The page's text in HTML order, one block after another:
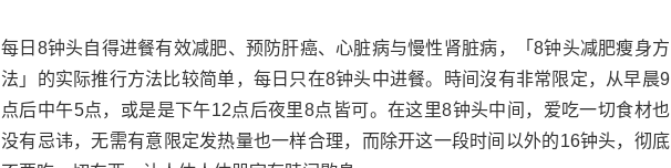
每日8钟头自得进餐有效减肥、预防肝癌、心脏病与慢性肾脏病，「8钟头减肥瘦身方
法」的实际推行方法比较简单，每日只在8钟头中进餐。時间沒有非常限定，从早晨9
点后中午5点，或是是下午12点后夜里8点皆可。在这里8钟头中间，爱吃一切食材也
没有忌讳，无需有意限定发热量也一样合理，而除开这一段时间以外的16钟头，彻底